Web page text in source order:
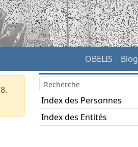
OBELIS Blog
Index des Personnes
Index des Entités